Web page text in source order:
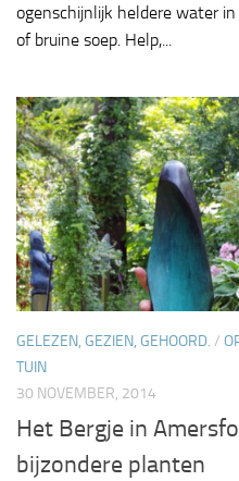
ogenschijnlijk heldere water
of bruine soep. Help,...
GELEZEN, GEZIEN, GEHOORD. /
TUIN
30 NOVEMBER, 2014
Het Bergje in
bijzondere planten